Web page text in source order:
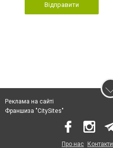
Відправити
Реклама на сайті
Франшиза "CitySites"
Про нас Контакти